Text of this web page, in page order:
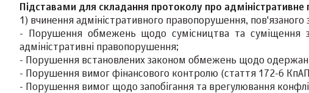
Підставами для складання протоколу про
1) вчинення адміністративного правопорушення, пов'язаного
- Порушення обмежень щодо сумісництва та суміщення
адміністративні правопорушення;
- Порушення встановлених законом обмежень щодо
- Порушення вимог фінансового контролю (стаття 172-6
- Порушення вимог щодо запобігання та врегулювання